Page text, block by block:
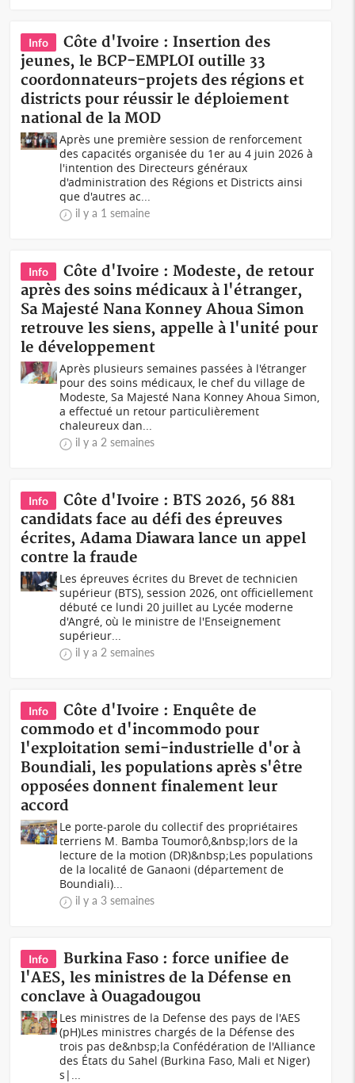
Info
Côte d'Ivoire : Insertion des
jeunes, le BCP-EMPLOI outille 33
coordonnateurs-projets des régions et
districts pour réussir le déploiement
national de la MOD
Après une première session de renforcement
des capacités organisée du 1er au 4 juin 2026 à
l'intention des Directeurs généraux
d'administration des Régions et Districts ainsi
que d'autres ac...
il y a 1 semaine
Info
Côte d'Ivoire : Modeste, de retour
après des soins médicaux à l'étranger,
Sa Majesté Nana Konney Ahoua Simon
retrouve les siens, appelle à l'unité pour
le développement
Après plusieurs semaines passées à l'étranger
pour des soins médicaux, le chef du village de
Modeste, Sa Majesté Nana Konney Ahoua Simon,
a effectué un retour particulièrement
chaleureux dan...
il y a 2 semaines
Info
Côte d'Ivoire : BTS 2026, 56 881
candidats face au défi des épreuves
écrites, Adama Diawara lance un appel
contre la fraude
Les épreuves écrites du Brevet de technicien
supérieur (BTS), session 2026, ont officiellement
débuté ce lundi 20 juillet au Lycée moderne
d'Angré, où le ministre de l'Enseignement
supérieur...
il y a 2 semaines
Info
Côte d'Ivoire : Enquête de
commodo et d'incommodo pour
l'exploitation semi-industrielle d'or à
Boundiali, les populations après s'être
opposées donnent finalement leur
accord
Le porte-parole du collectif des propriétaires
terriens M. Bamba Toumorô,&nbsp;lors de la
lecture de la motion (DR)&nbsp;Les populations
de la localité de Ganaoni (département de
Boundiali)...
il y a 3 semaines
Info
Burkina Faso : force unifiee de
l'AES, les ministres de la Défense en
conclave à Ouagadougou
Les ministres de la Defense des pays de l'AES
(pH)Les ministres chargés de la Défense des
trois pas de&nbsp;la Confédération de l'Alliance
des États du Sahel (Burkina Faso, Mali et Niger)
s|...